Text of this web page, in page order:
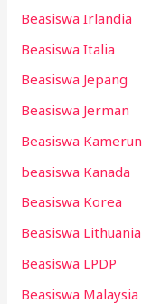
Beasiswa Irlandia
Beasiswa Italia
Beasiswa Jepang
Beasiswa Jerman
Beasiswa Kamerun
beasiswa Kanada
Beasiswa Korea
Beasiswa Lithuania
Beasiswa LPDP
Beasiswa Malaysia